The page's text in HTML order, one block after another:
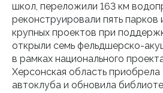
школ, переложили 163 км
реконструировали пять парков
крупных проектов при
открыли семь фельдшерско-
в рамках национального
Херсонская область
автоклуба и обновила